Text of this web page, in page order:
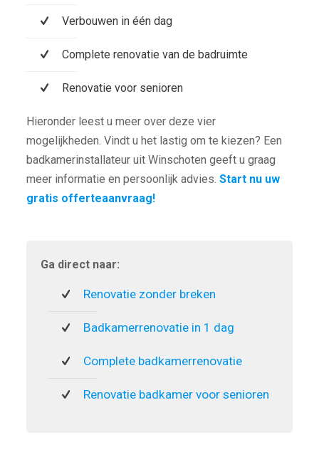
Verbouwen in één dag
Complete renovatie van de badruimte
Renovatie voor senioren
Hieronder leest u meer over deze vier
mogelijkheden. Vindt u het lastig om te kiezen? Een
badkamerinstallateur uit Winschoten geeft u graag
meer informatie en persoonlijk advies. Start nu uw
gratis offerteaanvraag!
Ga direct naar:
Renovatie zonder breken
Badkamerrenovatie in 1 dag
Complete badkamerrenovatie
Renovatie badkamer voor senioren